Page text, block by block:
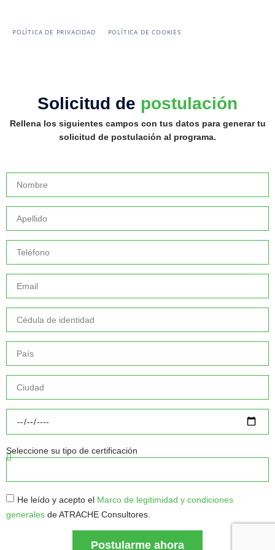
POLÍTICA DE PRIVACIDAD POLÍTICA DE COOKIES
Solicitud de postulación
Rellena los siguientes campos con tus datos para generar tu
solicitud de postulación al programa.
Seleccione su tipo de certificación
He leído y acepto el Marco de legitimidad y condiciones
generales de ATRACHE Consultores.
Postularme ahora